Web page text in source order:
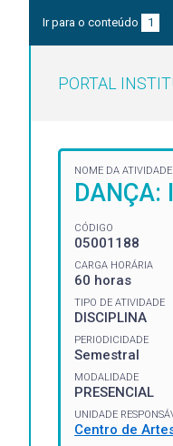
Ir para o conteúdo 1
PORTAL
NOME DA ATIVIDADE
DANÇA:
CÓDIGO
05001188
CARGA HORÁRIA
60 horas
TIPO DE ATIVIDADE
DISCIPLINA
PERIODICIDADE
Semestral
MODALIDADE
PRESENCIAL
UNIDADE
Centro de